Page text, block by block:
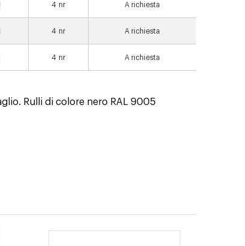
4 nr A richiesta
4 nr A richiesta
4 nr A richiesta
Rulli di colore nero RAL 9005